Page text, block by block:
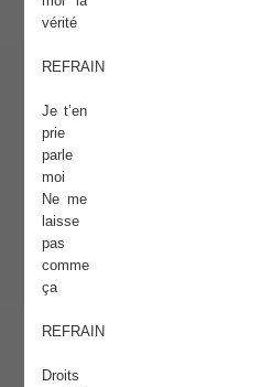
vérité
REFRAIN
Je t’en
prie
parle
moi
Ne me
laisse
pas
comme
ça
REFRAIN
Droits